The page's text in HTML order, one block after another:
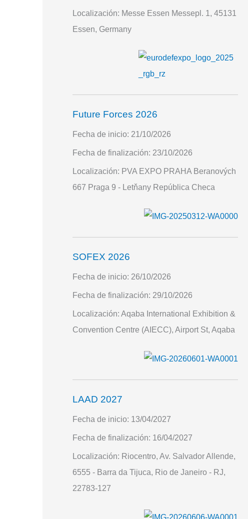
Localización: Messe Essen Messepl. 1, 45131
Essen, Germany
Future Forces 2026
Fecha de inicio: 21/10/2026
Fecha de finalización: 23/10/2026
Localización: PVA EXPO PRAHA Beranových
667 Praga 9 - Letňany República Checa
SOFEX 2026
Fecha de inicio: 26/10/2026
Fecha de finalización: 29/10/2026
Localización: Aqaba International Exhibition &
Convention Centre (AIECC), Airport St, Aqaba
LAAD 2027
Fecha de inicio: 13/04/2027
Fecha de finalización: 16/04/2027
Localización: Riocentro, Av. Salvador Allende,
6555 - Barra da Tijuca, Rio de Janeiro - RJ,
22783-127